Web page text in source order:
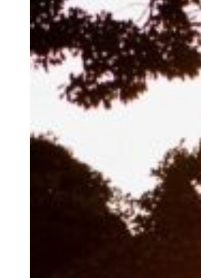
Om
Uddannelser & kurser
Lokaler
Om AYA House